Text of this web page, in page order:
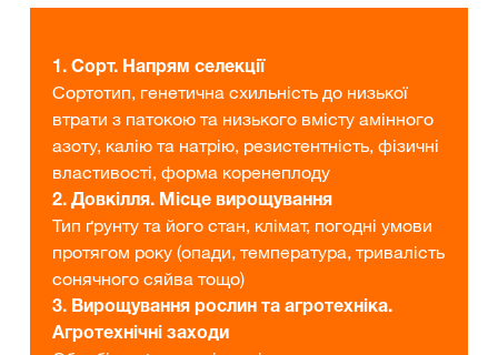
1. Сорт. Напрям селекції
Сортотип, генетична схильність до низької
втрати з патокою та низького вмісту амінного
азоту, калію та натрію, резистентність, фізичні
властивості, форма коренеплоду
2. Довкілля. Місце вирощування
Тип ґрунту та його стан, клімат, погодні умови
протягом року (опади, температура, тривалість
сонячного сяйва тощо)
3. Вирощування рослин та агротехніка.
Агротехнічні заходи